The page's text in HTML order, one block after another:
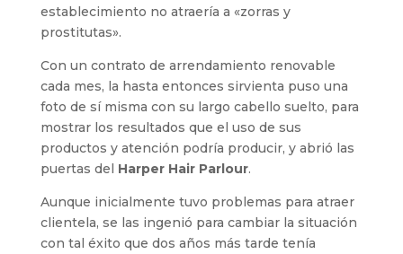
establecimiento no atraería a «zorras y
prostitutas».
Con un contrato de arrendamiento renovable
cada mes, la hasta entonces sirvienta puso una
foto de sí misma con su largo cabello suelto, para
mostrar los resultados que el uso de sus
productos y atención podría producir, y abrió las
puertas del Harper Hair Parlour.
Aunque inicialmente tuvo problemas para atraer
clientela, se las ingenió para cambiar la situación
con tal éxito que dos años más tarde tenía